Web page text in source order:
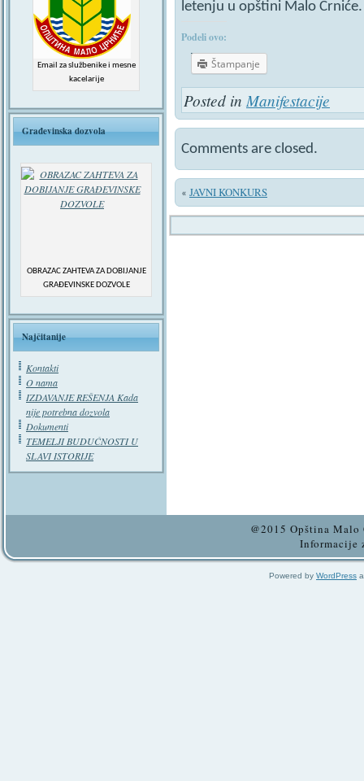
Email za službenike i mesne
kacelarije
Građevinska dozvola
OBRAZAC ZAHTEVA ZA DOBIJANJE
GRAĐEVINSKE DOZVOLE
Najčitanije
Kontakti
O nama
IZDAVANJE REŠENJA Kada
nije potrebna dozvola
Dokumenti
TEMELJI BUDUĆNOSTI U
SLAVI ISTORIJE
letenju u opštini Malo Crniće.
Podeli ovo:
Štampanje
Posted in Manifestacije
Comments are closed.
« JAVNI KONKURS
@2015 Opština
Informacije
Powered by WordPress